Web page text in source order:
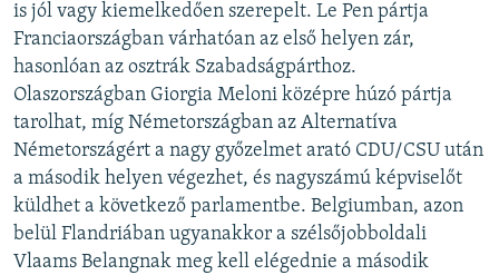
is jól vagy kiemelkedően szerepelt. Le Pen pártja
Franciaországban várhatóan az első helyen zár,
hasonlóan az osztrák Szabadságpárthoz.
Olaszországban Giorgia Meloni középre húzó pártja
tarolhat, míg Németországban az Alternatíva
Németországért a nagy győzelmet arató CDU/CSU után
a második helyen végezhet, és nagyszámú képviselőt
küldhet a következő parlamentbe. Belgiumban, azon
belül Flandriában ugyanakkor a szélsőjobboldali
Vlaams Belangnak meg kell elégednie a második